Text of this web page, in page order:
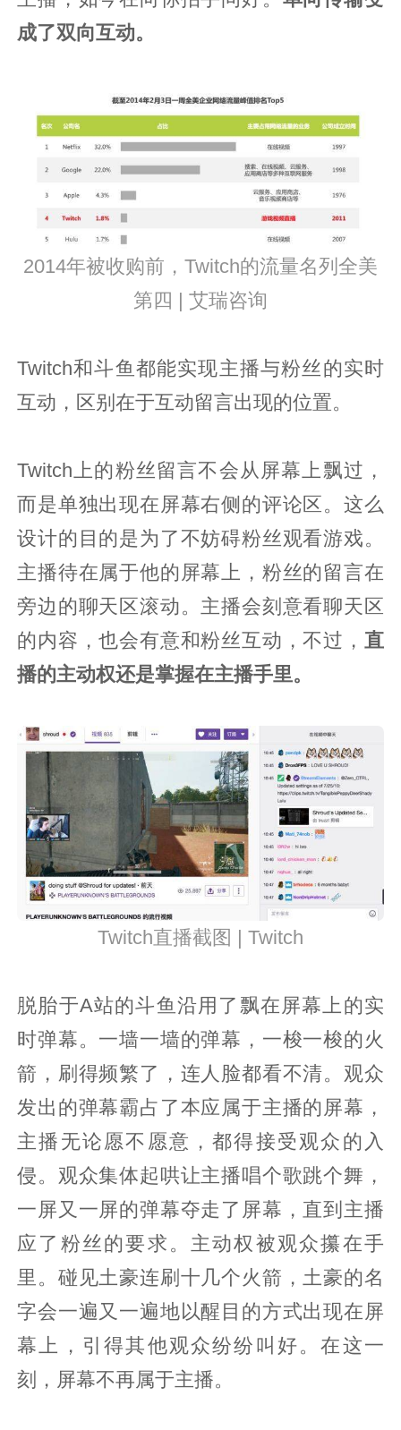
成了双向互动。
2014年被收购前，Twitch的流量名列全美
第四 | 艾瑞咨询
Twitch和斗鱼都能实现主播与粉丝的实时
互动，区别在于互动留言出现的位置。
Twitch上的粉丝留言不会从屏幕上飘过，
而是单独出现在屏幕右侧的评论区。这么
设计的目的是为了不妨碍粉丝观看游戏。
主播待在属于他的屏幕上，粉丝的留言在
旁边的聊天区滚动。主播会刻意看聊天区
的内容，也会有意和粉丝互动，不过， 直
播的主动权还是掌握在主播手里。
Twitch直播截图 | Twitch
脱胎于A站的斗鱼沿用了飘在屏幕上的实
时弹幕。一墙一墙的弹幕，一梭一梭的火
箭，刷得频繁了，连人脸都看不清。观众
发出的弹幕霸占了本应属于主播的屏幕，
主播无论愿不愿意，都得接受观众的入
侵。观众集体起哄让主播唱个歌跳个舞，
一屏又一屏的弹幕夺走了屏幕，直到主播
应了粉丝的要求。主动权被观众攥在手
里。碰见土豪连刷十几个火箭，土豪的名
字会一遍又一遍地以醒目的方式出现在屏
幕上，引得其他观众纷纷叫好。在这一
刻，屏幕不再属于主播。